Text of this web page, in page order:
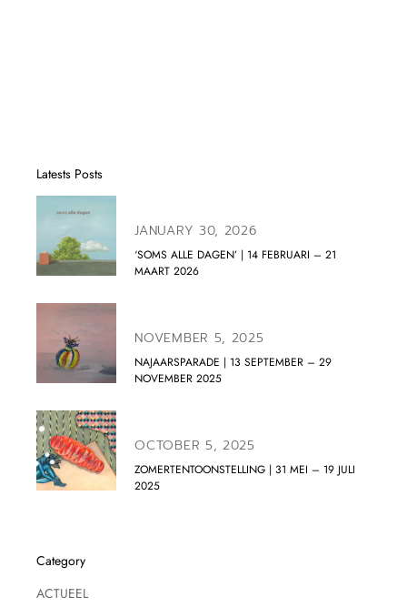
Latests Posts
JANUARY 30, 2026
‘SOMS ALLE DAGEN’ | 14 FEBRUARI – 21
MAART 2026
NOVEMBER 5, 2025
NAJAARSPARADE | 13 SEPTEMBER – 29
NOVEMBER 2025
OCTOBER 5, 2025
ZOMERTENTOONSTELLING | 31 MEI – 19 JULI
2025
Category
ACTUEEL